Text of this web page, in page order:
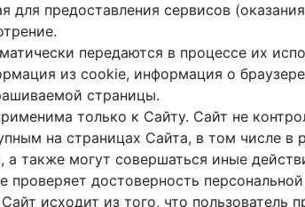
для предоставления сервисов
передаются в процессе их
из cookie, информация о
страницы.
только к Сайту. Сайт не
на страницах Сайта, в том числе в
а также могут совершаться иные
проверяет достоверность
исходит из того, что